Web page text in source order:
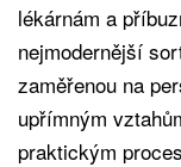
lékárnám a
nejmodernější
zaměřenou na
upřímným
praktickým